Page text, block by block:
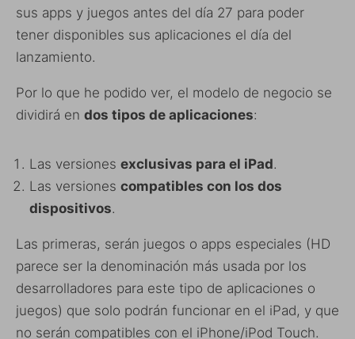
sus apps y juegos antes del día 27 para poder
tener disponibles sus aplicaciones el día del
lanzamiento.
Por lo que he podido ver, el modelo de negocio se
dividirá en dos tipos de aplicaciones:
Las versiones exclusivas para el iPad.
Las versiones compatibles con los dos
dispositivos.
Las primeras, serán juegos o apps especiales (HD
parece ser la denominación más usada por los
desarrolladores para este tipo de aplicaciones o
juegos) que solo podrán funcionar en el iPad, y que
no serán compatibles con el iPhone/iPod Touch.